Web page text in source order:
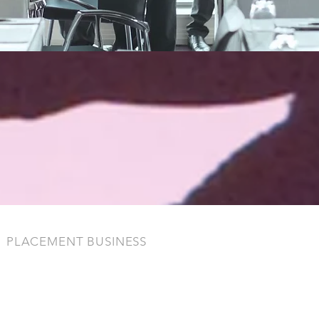
PLACEMENT BUSINESS